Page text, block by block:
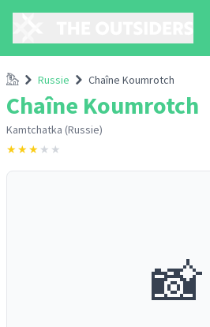
Accueil
Russie Chaîne Koumrotch
Chaîne Koumrotch
Kamtchatka (Russie)
★★★ ★ ★
📸